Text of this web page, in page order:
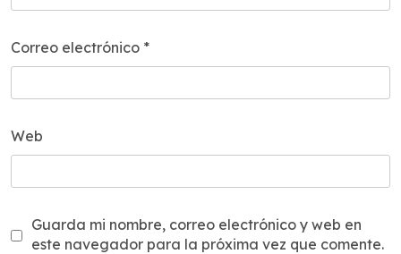
Correo electrónico *
Web
Guarda mi nombre, correo electrónico y web en
este navegador para la próxima vez que comente.